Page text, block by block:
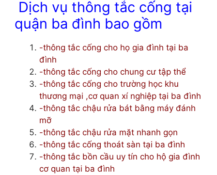
Dịch vụ thông tắc cống tại
quận ba đình bao gồm
-thông tắc cống cho họ gia đình tại ba
đình
-thông tắc cống cho chung cư tập thể
-thông tắc cống cho trường học khu
thương mại ,cơ quan xí nghiệp tại ba đình
-thông tắc chậu rửa bát bằng máy đánh
mỡ
-thông tắc chậu rửa mặt nhanh gọn
-thông tắc cống thoát sàn tại ba đình
-thông tắc bồn cầu uy tín cho hộ gia đình
cơ quan tại ba đình